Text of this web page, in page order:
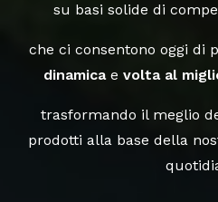
su basi solide di
che ci consentono oggi di
dinamicae volta al
trasformando il meglio
prodotti alla base della